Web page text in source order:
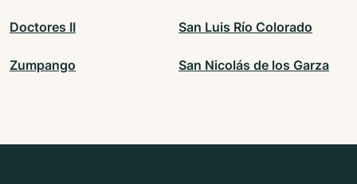
Doctores II San Luis Río Colorado
Zumpango San Nicolás de los Garza